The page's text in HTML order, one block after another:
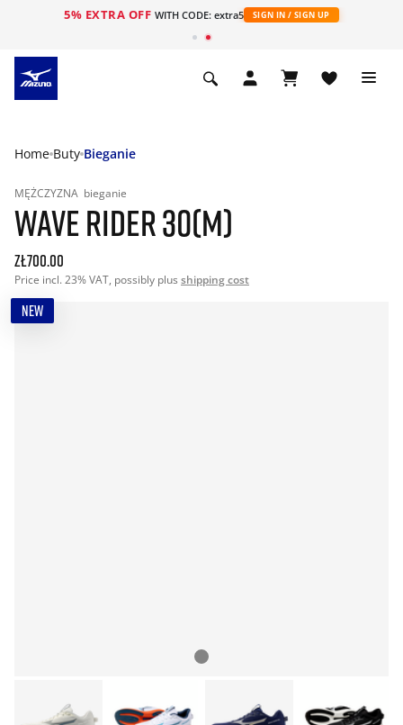
5% EXTRA OFF WITH CODE: extra5 SIGN IN / SIGN UP
Home Buty Bieganie
MĘŻCZYZNA bieganie
WAVE RIDER 30(M)
zł700.00
Price incl. 23% VAT, possibly plus shipping cost
NEW